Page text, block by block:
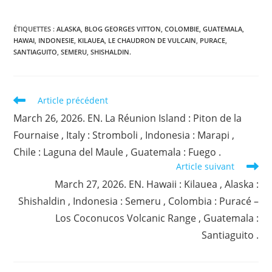
ÉTIQUETTES :ALASKA BLOG GEORGES VITTON COLOMBIE GUATEMALA
HAWAI INDONESIE KILAUEA LE CHAUDRON DE VULCAIN PURACE
SANTIAGUITO SEMERU SHISHALDIN.
Read
articles
Article précédent
March 26, 2026. EN. La Réunion Island : Piton de la
Fournaise , Italy : Stromboli , Indonesia : Marapi ,
Chile : Laguna del Maule , Guatemala : Fuego .
Article suivant
March 27, 2026. EN. Hawaii : Kilauea , Alaska :
Shishaldin , Indonesia : Semeru , Colombia : Puracé –
Los Coconucos Volcanic Range , Guatemala :
Santiaguito .